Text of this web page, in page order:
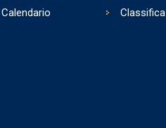
Calendario
Classifica